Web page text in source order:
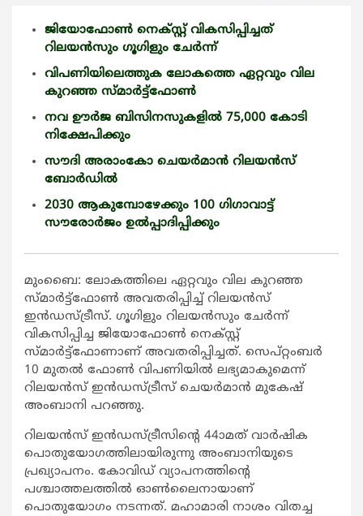
ജിയോഫോണ്‍ നെക്സ്റ്റ് വികസിപ്പിച്ചത്
റിലയന്‍സും ഗൂഗിളും ചേര്‍ന്ന്
വിപണിയിലെത്തുക ലോകത്തെ ഏറ്റവും വില
കുറഞ്ഞ സ്മാര്‍ട്ട്ഫോണ്‍
നവ ഊര്‍ജ ബിസിനസുകളില്‍ 75,000 കോടി
നിക്ഷേപിക്കും
സൗദി അരാംകോ ചെയര്‍മാന്‍ റിലയന്‍സ്
ബോര്‍ഡില്‍
2030 ആകുമ്പോഴേക്കും 100 ഗിഗാവാട്ട്
സൗരോര്‍ജം ഉല്‍പ്പാദിപ്പിക്കും
മുംബൈ: ലോകത്തിലെ ഏറ്റവും വില കുറഞ്ഞ
സ്മാര്‍ട്ട്ഫോണ്‍ അവതരിപ്പിച്ച് റിലയന്‍സ്
ഇന്‍ഡസ്ട്രീസ്. ഗൂഗിളും റിലയന്‍സും ചേര്‍ന്ന്
വികസിപ്പിച്ച ജിയോഫോണ്‍ നെക്സ്റ്റ്
സ്മാര്‍ട്ട്ഫോണാണ് അവതരിപ്പിച്ചത്. സെപ്റ്റംബര്‍
10 മുതല്‍ ഫോണ്‍ വിപണിയില്‍ ലഭ്യമാകുമെന്ന്
റിലയന്‍സ് ഇന്‍ഡസ്ട്രീസ് ചെയര്‍മാന്‍ മുകേഷ്
അംബാനി പറഞ്ഞു.
റിലയന്‍സ് ഇന്‍ഡസ്ട്രീസിന്‍റെ 44ാമത് വാര്‍ഷിക
പൊതുയോഗത്തിലായിരുന്നു അംബാനിയുടെ
പ്രഖ്യാപനം. കോവിഡ് വ്യാപനത്തിന്‍റെ
പശ്ചാത്തലത്തില്‍ ഓണ്‍ലൈനായാണ്
പൊതുയോഗം നടന്നത്. മഹാമാരി നാശം വിതച്ച